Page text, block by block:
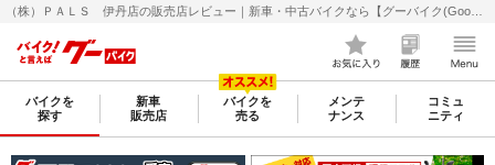
バイクを
探す
新車
販売店
バイクを
売る
メンテ
ナンス
コミュ
ニティ